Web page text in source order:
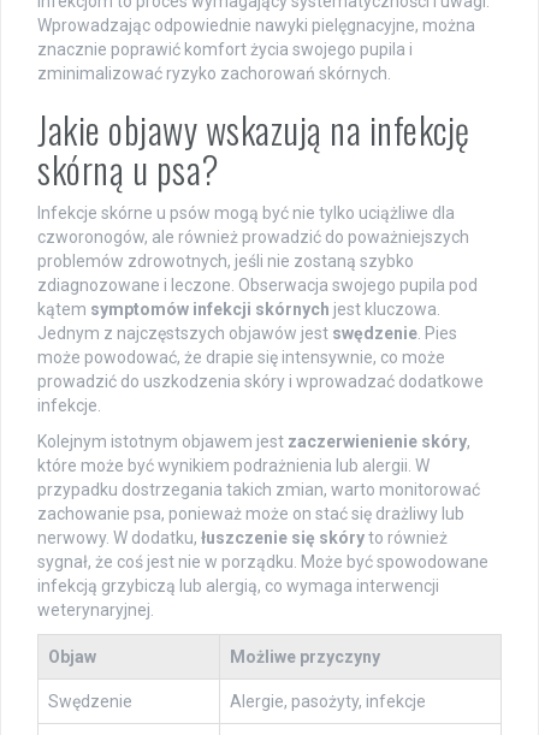
Wprowadzając odpowiednie nawyki pielęgnacyjne, można
znacznie poprawić komfort życia swojego pupila i
zminimalizować ryzyko zachorowań skórnych.
Jakie objawy wskazują na infekcję
skórną u psa?
Infekcje skórne u psów mogą być nie tylko uciążliwe dla
czworonogów, ale również prowadzić do poważniejszych
problemów zdrowotnych, jeśli nie zostaną szybko
zdiagnozowane i leczone. Obserwacja swojego pupila pod
kątem symptomów infekcji skórnych jest kluczowa.
Jednym z najczęstszych objawów jest swędzenie. Pies
może powodować, że drapie się intensywnie, co może
prowadzić do uszkodzenia skóry i wprowadzać dodatkowe
infekcje.
Kolejnym istotnym objawem jest zaczerwienienie skóry,
które może być wynikiem podrażnienia lub alergii. W
przypadku dostrzegania takich zmian, warto monitorować
zachowanie psa, ponieważ może on stać się drażliwy lub
nerwowy. W dodatku, łuszczenie się skóryto również
sygnał, że coś jest nie w porządku. Może być spowodowane
infekcją grzybiczą lub alergią, co wymaga interwencji
weterynaryjnej.
Objaw Możliwe przyczyny
Swędzenie Alergie, pasożyty, infekcje